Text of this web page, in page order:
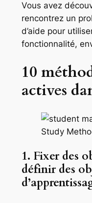
Vous avez
rencontrez un
d’aide pour
fonctionnalité,
10
actives
1. Fixer des
définir des